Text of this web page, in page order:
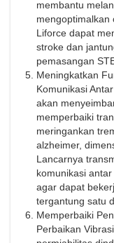
membantu
mengoptimalkan
Liforce dapat
stroke dan
pemasangan
Meningkatkan
Komunikasi
akan
memperbaiki
meringankan
alzheimer,
Lancarnya
komunikasi
agar dapat
tergantung satu
Memperbaiki
Perbaikan